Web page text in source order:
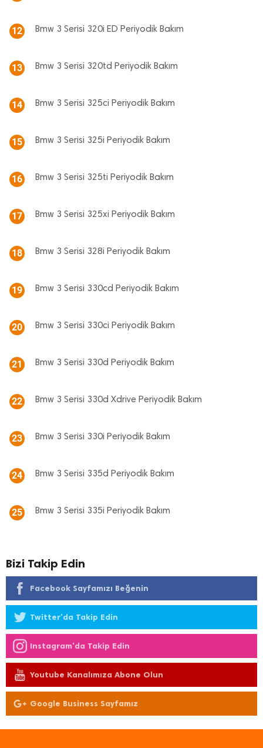
12 Bmw 3 Serisi 320i ED Periyodik Bakım
13 Bmw 3 Serisi 320td Periyodik Bakım
14 Bmw 3 Serisi 325ci Periyodik Bakım
15 Bmw 3 Serisi 325i Periyodik Bakım
16 Bmw 3 Serisi 325ti Periyodik Bakım
17 Bmw 3 Serisi 325xi Periyodik Bakım
18 Bmw 3 Serisi 328i Periyodik Bakım
19 Bmw 3 Serisi 330cd Periyodik Bakım
20 Bmw 3 Serisi 330ci Periyodik Bakım
21 Bmw 3 Serisi 330d Periyodik Bakım
22 Bmw 3 Serisi 330d Xdrive Periyodik Bakım
23 Bmw 3 Serisi 330i Periyodik Bakım
24 Bmw 3 Serisi 335d Periyodik Bakım
25 Bmw 3 Serisi 335i Periyodik Bakım
Bizi Takip Edin
Facebook Sayfamızı Beğenin
Twitter'da Takip Edin
Instagram'da Takip Edin
Youtube Kanalımıza Abone Olun
Google Business Sayfamız